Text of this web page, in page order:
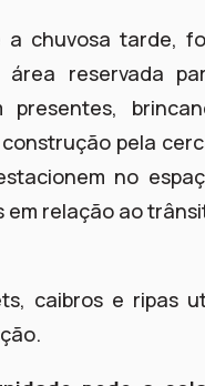
a chuvosa tarde,
área reservada
presentes,
pela
no
em relação ao
caibros e ripas